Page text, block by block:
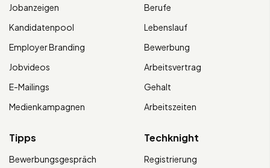
Jobanzeigen
Kandidatenpool
Employer Branding
Jobvideos
E-Mailings
Medienkampagnen
Berufe
Lebenslauf
Bewerbung
Arbeitsvertrag
Gehalt
Arbeitszeiten
Tipps
Bewerbungsgespräch
Techknight
Registrierung